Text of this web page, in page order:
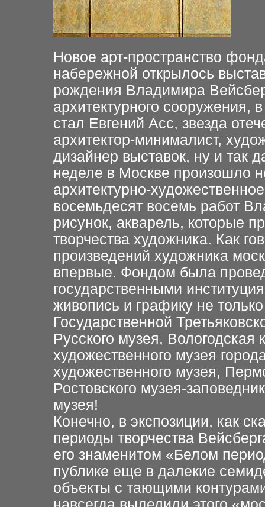
Новое арт-пространство
набережной открылось
рождения Владимира
архитектурного сооружения,
стал Евгений Асс, звезда
архитектор-минималист,
дизайнер выставок, ну и так
неделе в Москве произошло
архитектурно-
восемьдесят восемь работ
рисунок, акварель, которые
творчества художника. Как
произведений художника
впервые. Фондом была
государственными
живопись и графику не
Государственной
Русского музея, Вологодская
художественного музея
художественного музея,
Ростовского музея-
музея!
Конечно, в экспозиции, как
периоды творчества
его знаменитом «Белом
публике еще в далекие
объекты с тающими